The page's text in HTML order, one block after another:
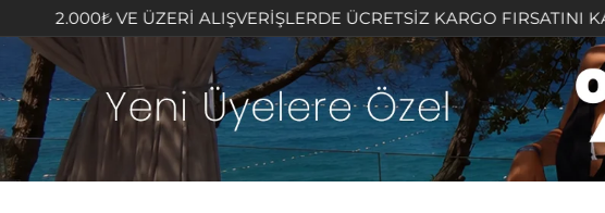
ÜZERİ ALIŞVERİŞLERDE ÜCRETSİZ KARGO FIRSATINI KAÇIRMAYIN! 🤍